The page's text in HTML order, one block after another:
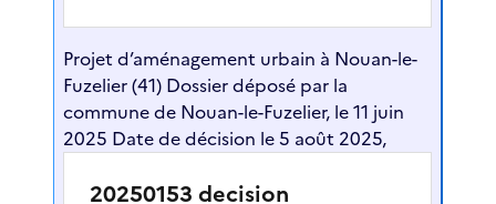
Projet d’aménagement urbain à Nouan-le-
Fuzelier (41) Dossier déposé par la
commune de Nouan-le-Fuzelier, le 11 juin
2025 Date de décision le 5 août 2025,
20250153 decision